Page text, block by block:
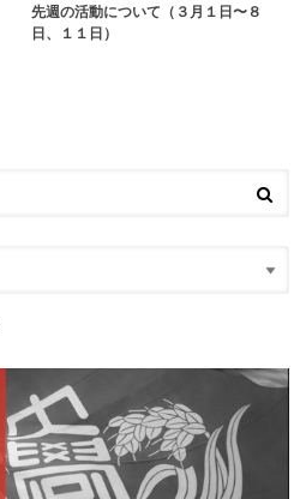
先週の活動について（３月１日〜８
日、１１日）